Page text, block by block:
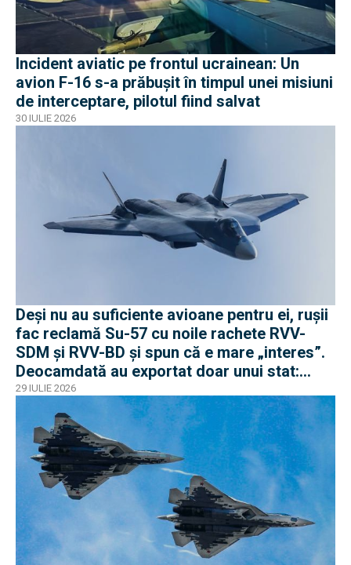
Incident aviatic pe frontul ucrainean: Un
avion F-16 s-a prăbușit în timpul unei misiuni
de interceptare, pilotul fiind salvat
30 IULIE 2026
Deși nu au suficiente avioane pentru ei, rușii
fac reclamă Su-57 cu noile rachete RVV-
SDM și RVV-BD și spun că e mare „interes”.
Deocamdată au exportat doar unui stat:
Algeria
29 IULIE 2026